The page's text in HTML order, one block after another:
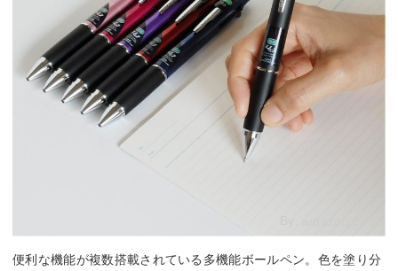
便利な機能が複数搭載されている多機能ボールペン。色を塗り分